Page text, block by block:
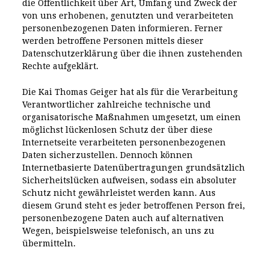
die Öffentlichkeit über Art, Umfang und Zweck der
von uns erhobenen, genutzten und verarbeiteten
personenbezogenen Daten informieren. Ferner
werden betroffene Personen mittels dieser
Datenschutzerklärung über die ihnen zustehenden
Rechte aufgeklärt.
Die Kai Thomas Geiger hat als für die Verarbeitung
Verantwortlicher zahlreiche technische und
organisatorische Maßnahmen umgesetzt, um einen
möglichst lückenlosen Schutz der über diese
Internetseite verarbeiteten personenbezogenen
Daten sicherzustellen. Dennoch können
Internetbasierte Datenübertragungen grundsätzlich
Sicherheitslücken aufweisen, sodass ein absoluter
Schutz nicht gewährleistet werden kann. Aus
diesem Grund steht es jeder betroffenen Person frei,
personenbezogene Daten auch auf alternativen
Wegen, beispielsweise telefonisch, an uns zu
übermitteln.